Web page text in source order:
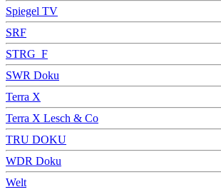
Spiegel TV
SRF
STRG_F
SWR Doku
Terra X
Terra X Lesch & Co
TRU DOKU
WDR Doku
Welt